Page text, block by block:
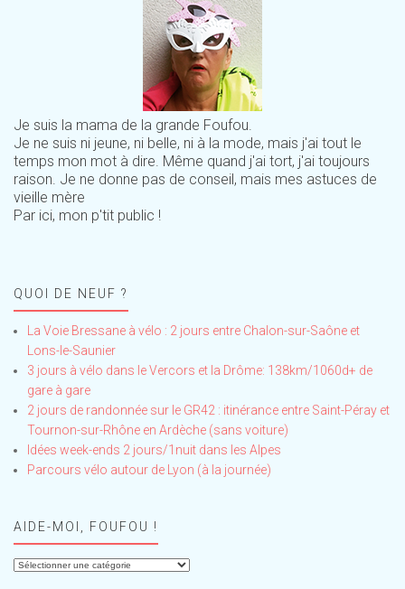
Je suis la mama de la grande Foufou.
Je ne suis ni jeune, ni belle, ni à la mode, mais j'ai tout le
temps mon mot à dire. Même quand j'ai tort, j'ai toujours
raison. Je ne donne pas de conseil, mais mes astuces de
vieille mère
Par ici, mon p'tit public !
QUOI DE NEUF ?
La Voie Bressane à vélo : 2 jours entre Chalon-sur-Saône et
Lons-le-Saunier
3 jours à vélo dans le Vercors et la Drôme: 138km/1060d+ de
gare à gare
2 jours de randonnée sur le GR42 : itinérance entre Saint-Péray et
Tournon-sur-Rhône en Ardèche (sans voiture)
Idées week-ends 2 jours/1nuit dans les Alpes
Parcours vélo autour de Lyon (à la journée)
AIDE-MOI, FOUFOU !
Aide-